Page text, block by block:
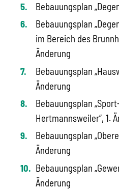
Bebauungsplan
Bebauungsplan
im Bereich des
Änderung
Bebauungsplan
Änderung
Bebauungsplan
Hertmannsweiler“, 1.
Bebauungsplan
Änderung
Bebauungsplan
Änderung